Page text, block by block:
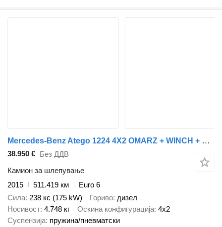
Mercedes-Benz Atego 1224 4X2 OMARZ + WINCH + REMOTE CONTROL TÜV TILL 10-2026
38.950 €
Без ДДВ
Камион за шлепување
2015
511.419 км
Euro 6
Сила 238 кс (175 kW) Гориво дизел
Носивост 4.748 кг Оскина конфигурација 4x2
Суспензија пружина/пневматски